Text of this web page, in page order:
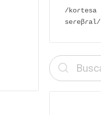
/koɾtesa
seɾeβɾal/